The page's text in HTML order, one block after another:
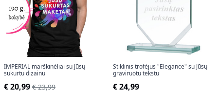
IMPERIAL marškinėliai su Jūsų
sukurtu dizainu
€ 20,99 € 23,99
Stiklinis trofėjus "Elegance" su Jūsų
graviruotu tekstu
€ 24,99